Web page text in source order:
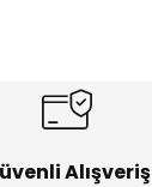
Alışveriş